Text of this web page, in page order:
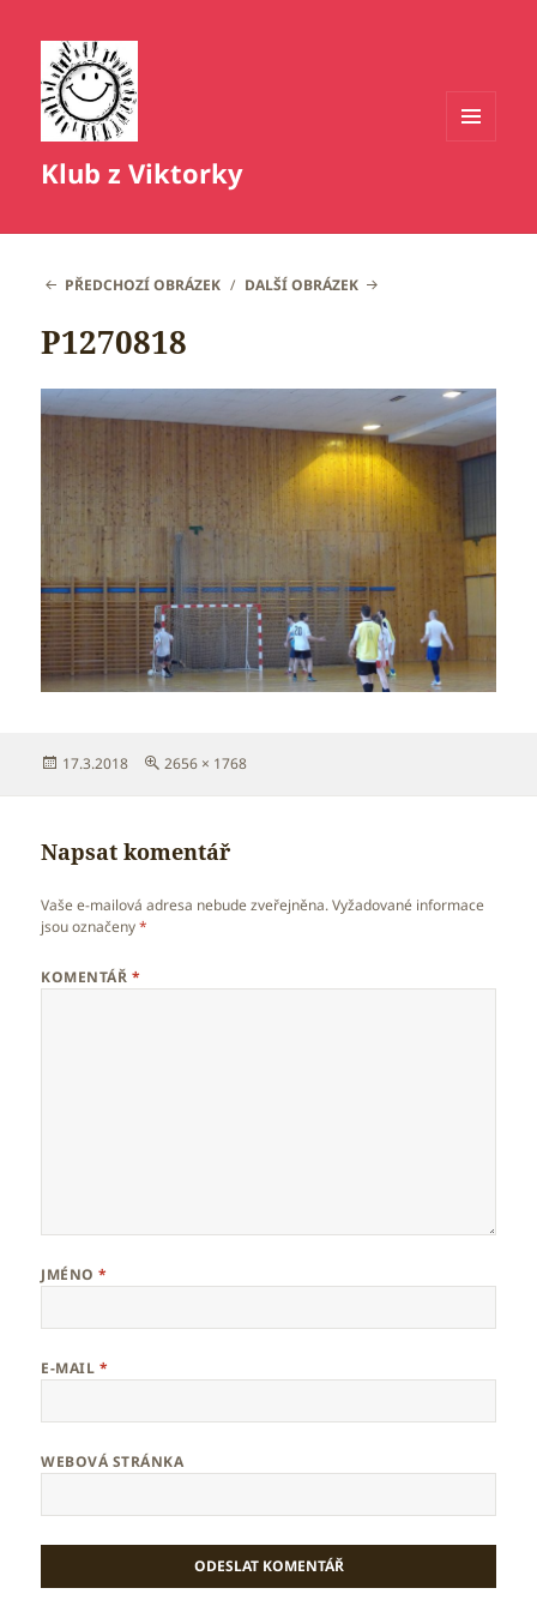
Klub z Viktorky
PŘEDCHOZÍ OBRÁZEK DALŠÍ OBRÁZEK
P1270818
Publikováno:
17.3.2018
Původní
2656 × 1768
Napsat komentář
Vaše e-mailová adresa nebude zveřejněna. Vyžadované informace
jsou označeny*
KOMENTÁŘ *
JMÉNO*
E-MAIL *
WEBOVÁ STRÁNKA